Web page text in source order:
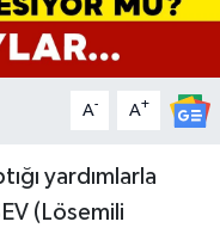
A- A+
yardımlarla
(Lösemili